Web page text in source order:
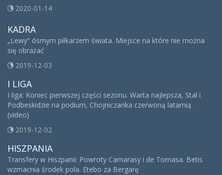
2020-01-14
KADRA
„Lewy” ósmym piłkarzem świata. Miejsce na które nie można
się obrażać
2019-12-03
I LIGA
I liga: Koniec pierwszej części sezonu. Warta najlepsza, Stal i
Podbeskidzie na podium, Chojniczanka czerwoną latarnią
(video)
2019-12-02
HISZPANIA
Transfery w Hiszpanii: Powroty Camarasy i de Tomasa. Betis
wzmacnia środek pola. Etebo za Bergarę